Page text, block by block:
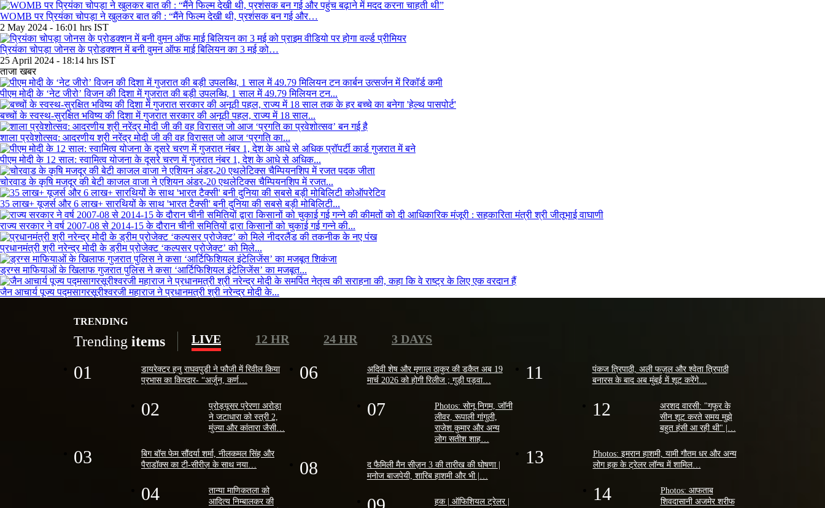
WOMB पर प्रियंका चोपड़ा ने खुलकर बात की : “मैंने फिल्म देखी थी, प्रशंसक बन गई और…
2 May 2024 - 16:01 hrs IST
प्रियंका चोपड़ा जोनस के प्रोडक्शन में बनी वुमन ऑफ माई बिलियन का 3 मई को…
25 April 2024 - 18:14 hrs IST
ताजा खबर
पीएम मोदी के ‘नेट जीरो’ विजन की दिशा में गुजरात की बड़ी उपलब्धि, 1 साल में 49.79 मिलियन टन...
बच्चों के स्वस्थ-सुरक्षित भविष्य की दिशा में गुजरात सरकार की अनूठी पहल, राज्य में 18 साल...
शाला प्रवेशोत्सव: आदरणीय श्री नरेंद्र मोदी जी की वह विरासत जो आज ‘प्रगति का...
पीएम मोदी के 12 साल: स्वामित्व योजना के दूसरे चरण में गुजरात नंबर 1, देश के आधे से अधिक...
चोरवाड के कृषि मजदूर की बेटी काजल वाजा ने एशियन अंडर-20 एथलेटिक्स चैम्पियनशिप में रजत...
35 लाख+ यूजर्स और 6 लाख+ सारथियों के साथ 'भारत टैक्सी' बनी दुनिया की सबसे बड़ी मोबिलिटी...
राज्य सरकार ने वर्ष 2007-08 से 2014-15 के दौरान चीनी समितियों द्वारा किसानों को चुकाई गई गन्ने की...
प्रधानमंत्री श्री नरेन्द्र मोदी के ड्रीम प्रोजेक्ट ‘कल्पसर प्रोजेक्ट’ को मिले...
ड्रग्स माफियाओं के खिलाफ गुजरात पुलिस ने कसा ‘आर्टिफिशियल इंटेलिजेंस’ का मजबूत...
जैन आचार्य पूज्य पद्मसागरसूरीश्वरजी महाराज ने प्रधानमत्री श्री नरेन्द्र मोदी के...
TRENDING
Trending items LIVE 12 HR 24 HR 3 DAYS
01
डायरेक्टर हनु राघवपुडी ने फौजी में रिवील किया
प्रभास का किरदार- “अर्जुन, कर्ण…
02
प्रोड्यूसर प्रेरणा अरोड़ा
ने जटाधारा को स्त्री 2,
मुंज्या और कांतारा जैसी…
03
बिग बॉस फेम सौंदर्या शर्मा, नीलकमल सिंह और
पैराडॉक्स का टी-सीरीज़ के साथ नया…
04
तान्या माणिकतला को
आदित्य निम्बालकर की
06
अदिवी शेष और मृणाल ठाकुर की डकैत अब 19
मार्च 2026 को होगी रिलीज ; गुड़ी पड़वा…
07
Photos: सोनू निगम, जॉनी
लीवर, रूपाली गांगुली,
राजेश कुमार और अन्य
लोग सतीश शाह…
08
द फैमिली मैन सीज़न 3 की तारीख की घोषणा |
मनोज बाजपेयी, शारिब हाशमी और भी |…
हक | ऑफिशियल ट्रेलर |
11
पंकज त्रिपाठी, अली फज़ल और श्वेता त्रिपाठी
बनारस के बाद अब मुंबई में शूट करेंगे…
12
अरशद वारसी: "गफूर के
सीन शूट करते समय मुझे
बहुत हंसी आ रही थी" |…
13
Photos: इमरान हाशमी, यामी गौतम धर और अन्य
लोग हक़ के ट्रेलर लॉन्च में शामिल…
14
Photos: आफताब
शिवदासानी अजमेर शरीफ